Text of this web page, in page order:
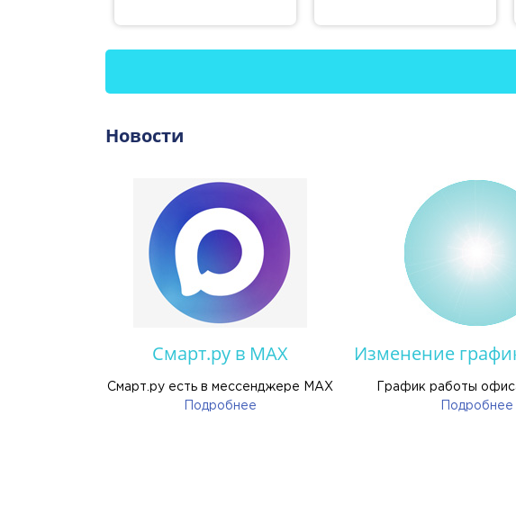
Новости
Смарт.ру в MAX
Смарт.ру есть в мессенджере MAX
Подробнее
Изменение
График работы
Подробнее